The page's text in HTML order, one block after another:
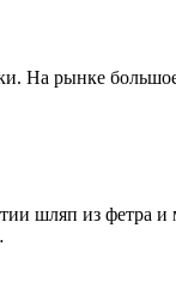
На рынке большое
шляп из фетра